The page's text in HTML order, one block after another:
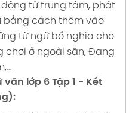
HIỆN CẢM XÚC
soạn văn 6 tập 1
nối tri thức
VỀ TÌNH CẢM GẮN
QUÊ HƯƠNG soạn
Kết nối tri thức
NGHÌN NĂM THÁP
1 Trang 139 SGK
1 soạn văn 6 tập 1
Kết nối tri thức
động từ trung tâm, phát
bằng cách thêm vào
từ ngữ bổ nghĩa cho
chơi ở ngoài sân, Đang
văn lớp 6 Tập 1 - Kết